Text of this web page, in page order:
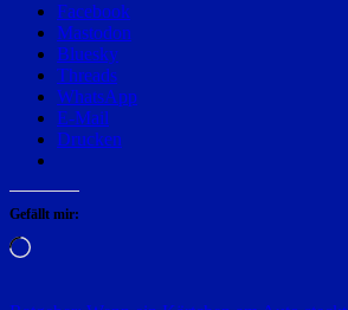
Facebook
Mastodon
Bluesky
Threads
WhatsApp
E-Mail
Drucken
Gefällt mir:
Wird